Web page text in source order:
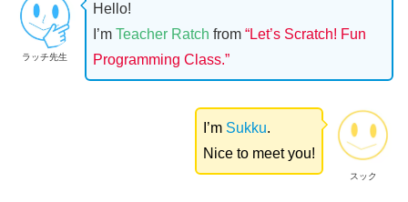
ラッチ先生
Hello!
I’m Teacher Ratch from “Let’s Scratch! Fun
Programming Class.”
スック
I’m Sukku.
Nice to meet you!